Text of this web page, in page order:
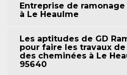
Entreprise de
à Le Heaulme
Les aptitudes de GD
pour faire les travaux
des cheminées à Le
95640